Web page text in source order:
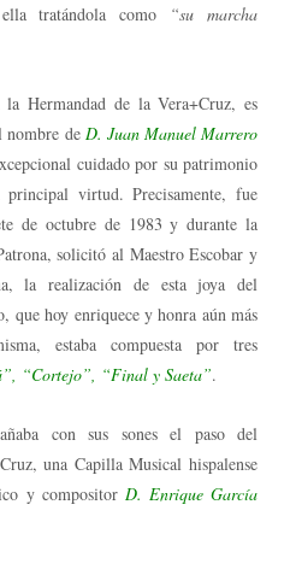
tratándola como “su marcha
Hermandad de la Vera+Cruz, es
nombre de D. Juan Manuel Marrero
cuidado por su patrimonio
virtud. Precisamente, fue
de octubre de 1983 y durante la
solicitó al Maestro Escobar y
la realización de esta joya del
que hoy enriquece y honra aún más
estaba compuesta por tres
“Cortejo”, “Final y Saeta”.
con sus sones el paso del
una Capilla Musical hispalense
y compositor D. Enrique García